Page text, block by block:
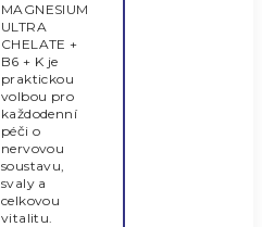
MAGNESIUM
ULTRA
CHELATE +
B6 + K je
praktickou
volbou pro
každodenní
péči o
nervovou
soustavu,
svaly a
celkovou
vitalitu.